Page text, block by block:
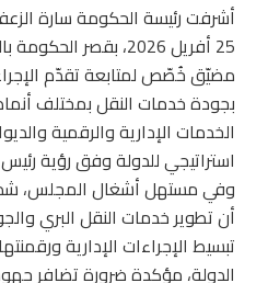
أشرفت رئيسة الحكومة سارة
25 أفريل 2026، بقصر
مضيّق خُصّص لمتابعة تقدّم
بجودة خدمات النقل بمختلف
الخدمات الإدارية والرقمية
استراتيجي للدولة وفق رؤية
وفي مستهل أشغال المجلس،
أن تطوير خدمات النقل البري
تبسيط الإجراءات الإدارية
الدولة، مؤكدة ضرورة تضافر